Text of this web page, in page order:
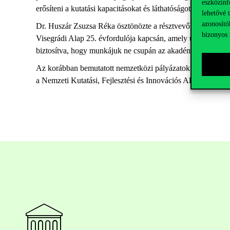
lehetővé
bizonyos
erősíteni a kutatási kapacitásokat és láthatóságot
Dr. Huszár Zsuzsa Réka ösztönözte a résztvevőket ,hogy
Visegrádi Alap 25. évfordulója kapcsán, amely új projektek
biztosítva, hogy munkájuk ne csupán az akadémiai
Az korábban bemutatott nemzetközi pályázatok
a Nemzeti Kutatási, Fejlesztési és Innovációs Alap